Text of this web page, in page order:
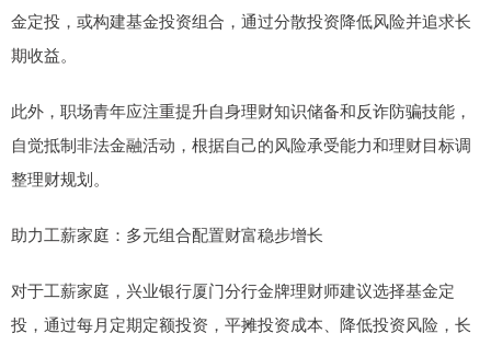
金定投，或构建基金投资组合，通过分散投资降低风险并追求长
期收益。
此外，职场青年应注重提升自身理财知识储备和反诈防骗技能，
自觉抵制非法金融活动，根据自己的风险承受能力和理财目标调
整理财规划。
助力工薪家庭：多元组合配置财富稳步增长
对于工薪家庭，兴业银行厦门分行金牌理财师建议选择基金定
投，通过每月定期定额投资，平摊投资成本、降低投资风险，长